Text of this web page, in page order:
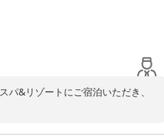
ってなるくらい充実してました。
安心して遊ばせられました。本人
す。
敵ですね。
いって子供だらけでうるさいとか
てませんが夕日も綺麗です。
が良ければ綺麗なんだろうなあ〜
パ&リゾートにご宿泊いただき、
敵な口コミをご投稿いただき誠に